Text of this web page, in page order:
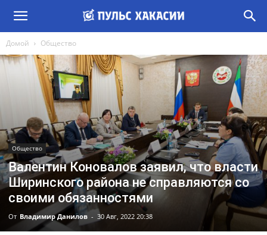
Домой Общество
Общество
Валентин Коновалов заявил, что власти
Ширинского района не справляются со
своими обязанностями
От Владимир Данилов - 30 Авг, 2022 20:38